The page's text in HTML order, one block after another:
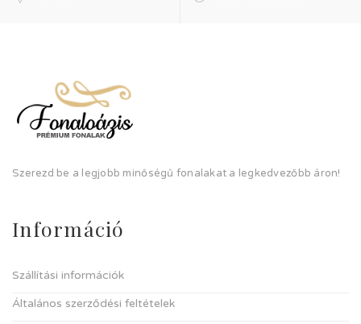
Szerezd be a legjobb minőségű fonalakat a legkedvezőbb áron!
Információ
Szállítási információk
Általános szerződési feltételek